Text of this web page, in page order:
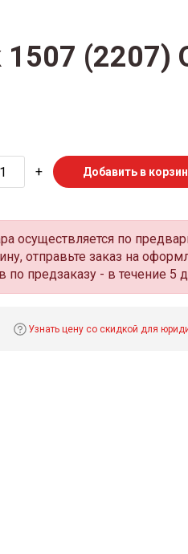
(2207)
+ Добавить в
осуществляется по
отправьте заказ на
по предзаказу - в течение 5
Узнать цену со скидкой для